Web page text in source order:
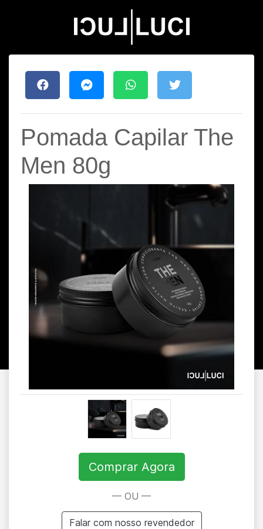
Pomada Capilar The
Men 80g
Comprar Agora
— OU —
Falar com nosso revendedor